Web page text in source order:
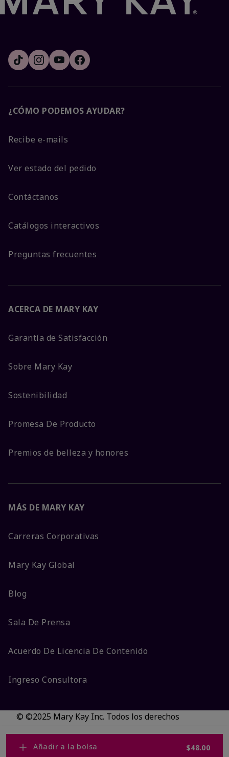
Añadir a la bolsa $48.00
¿CÓMO PODEMOS AYUDAR?
Recibe e-mails
Ver estado del pedido
Contáctanos
Catálogos interactivos
Preguntas frecuentes
ACERCA DE MARY KAY
Garantía de Satisfacción
Sobre Mary Kay
Sostenibilidad
Promesa De Producto
Premios de belleza y honores
MÁS DE MARY KAY
Carreras Corporativas
Mary Kay Global
Blog
Sala De Prensa
Acuerdo De Licencia De Contenido
Ingreso Consultora
© ©2025 Mary Kay Inc. Todos los derechos
Código DSA/Queja al Código
Privacidad